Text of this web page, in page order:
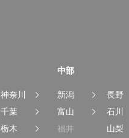
神奈川
千葉
栃木
中部
新潟
長野
富山
石川
福井
山梨